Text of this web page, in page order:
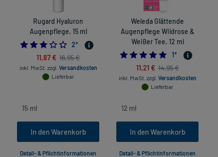
Rugard Hyaluron
Augenpflege, 15 ml
3.0
2*
11,87 € 16,95 €
inkl. MwSt. zzgl. Versandkosten
Lieferbar
In den Warenkorb
Detail- & Pflichtinformationen
Weleda Glättende
Augenpflege Wildrose &
Weißer Tee, 12 ml
5.0
1*
11,21 € 14,95 €
inkl. MwSt. zzgl. Versandkosten
Lieferbar
In den Warenkorb
Detail- & Pflichtinformationen